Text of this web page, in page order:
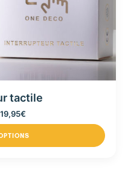
tactile
19,95€